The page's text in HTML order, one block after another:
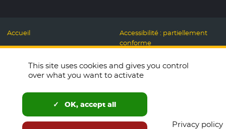
Accueil
Mentions légales
Données personnelles et
Cookies
Espace presse
Télécharger le logo
English
Accessibilité : partiellement
conforme
Responsable
Plan du site
This site uses cookies and gives you control
over what you want to activate
OK, accept all
Privacy policy